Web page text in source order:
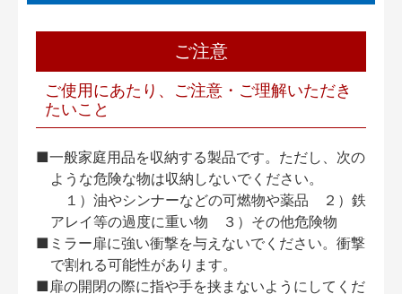
ご注意
ご使用にあたり、ご注意・ご理解いただき
たいこと
■一般家庭用品を収納する製品です。ただし、次の
ような危険な物は収納しないでください。
１）油やシンナーなどの可燃物や薬品 ２）鉄
アレイ等の過度に重い物 ３）その他危険物
■ミラー扉に強い衝撃を与えないでください。衝撃
で割れる可能性があります。
■扉の開閉の際に指や手を挟まないようにしてくだ